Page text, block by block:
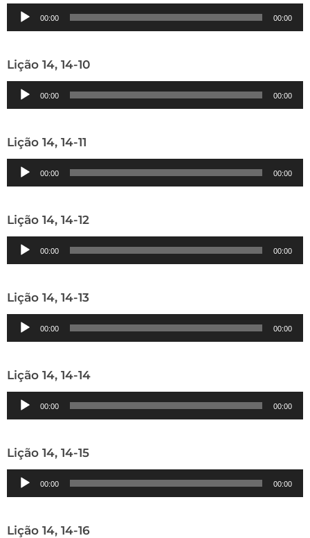
Tocador
de
00:00 00:00
Lição 14, 14-10
Tocador
de
00:00 00:00
Lição 14, 14-11
Tocador
de
00:00 00:00
Lição 14, 14-12
Tocador
de
00:00 00:00
Lição 14, 14-13
Tocador
de
00:00 00:00
Lição 14, 14-14
Tocador
de
00:00 00:00
Lição 14, 14-15
Tocador
de
00:00 00:00
Lição 14, 14-16